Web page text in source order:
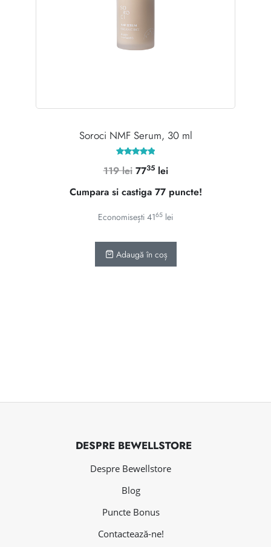
Soroci NMF Serum, 30 ml
4.92
din 5
119lei Prețul
inițial
fost:
7735 leiPrețul
este:
7735 lei.
Cumpara si castiga 77 puncte!
Economisești 4165 lei
Adaugă în coș
DESPRE BEWELLSTORE
Despre Bewellstore
Blog
Puncte Bonus
Contactează-ne!